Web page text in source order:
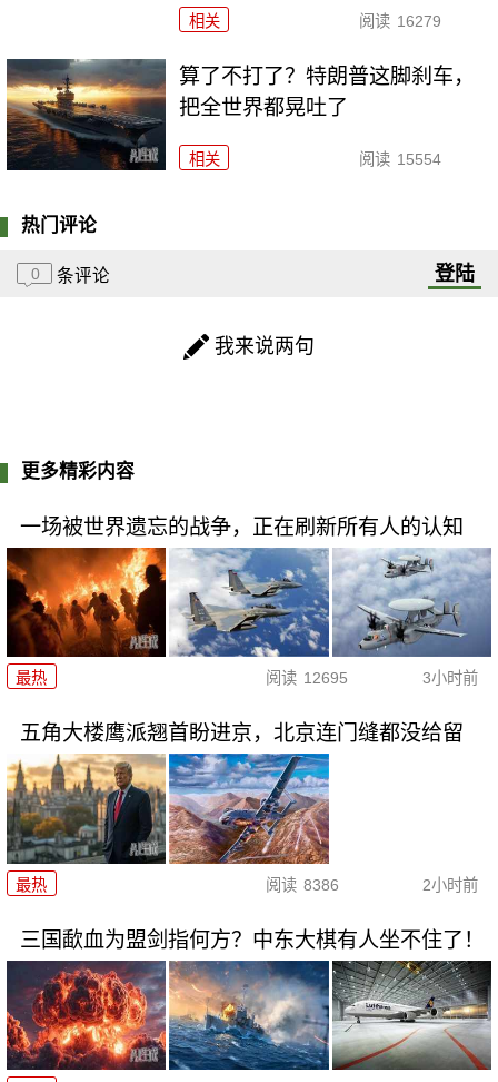
相关 阅读 16279
算了不打了？特朗普这脚刹车，
把全世界都晃吐了
相关 阅读 15554
热门评论
0 条评论 登陆
我来说两句
更多精彩内容
一场被世界遗忘的战争，正在刷新所有人的认知
最热 阅读 12695 3小时前
五角大楼鹰派翘首盼进京，北京连门缝都没给留
最热 阅读 8386 2小时前
三国歃血为盟剑指何方？中东大棋有人坐不住了！